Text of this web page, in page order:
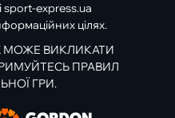
sport-express.ua
цілях.
МОЖЕ ВИКЛИКАТИ
ПРАВИЛ
ГРИ.